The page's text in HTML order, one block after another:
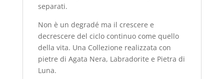
separati.
Non è un degradé ma il crescere e
decrescere del ciclo continuo come quello
della vita. Una Collezione realizzata con
pietre di Agata Nera, Labradorite e Pietra di
Luna.